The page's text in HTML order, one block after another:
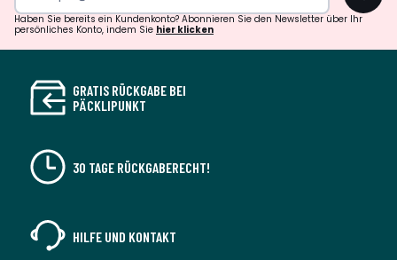
Haben Sie bereits ein Kundenkonto? Abonnieren Sie den Newsletter über Ihr
persönliches Konto, indem Sie hier klicken
GRATIS RÜCKGABE BEI
PÄCKLIPUNKT
30 TAGE RÜCKGABERECHT!
HILFE UND KONTAKT